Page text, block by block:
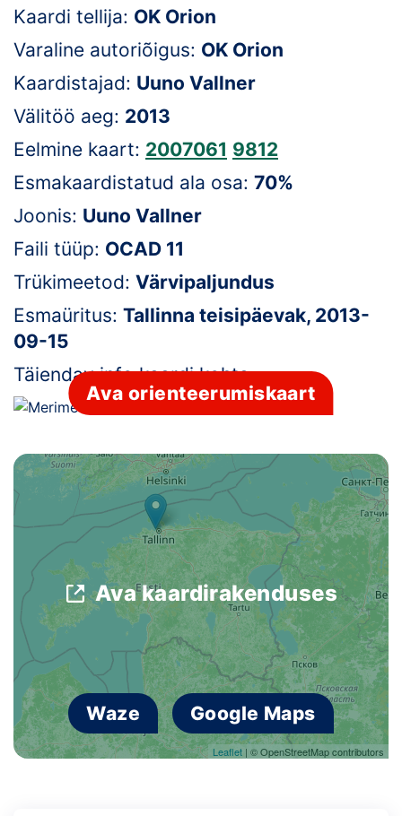
Kalender
Koondised
Tule klubisse!
Tulemused
Dokumendid
Klubid
Suletud maastikud
Püsirajad
Ajalugu
Koolitused
OTSI
Kaardi tellija: OK Orion
Varaline autoriõigus: OK Orion
Kaardistajad: Uuno Vallner
Välitöö aeg: 2013
Eelmine kaart: 2007061 9812
Esmakaardistatud ala osa: 70%
Joonis: Uuno Vallner
Faili tüüp: OCAD 11
Trükimeetod: Värvipaljundus
Esmaüritus: Tallinna teisipäevak, 2013-
09-15
Täiendav info kaardi kohta:-
Ava orienteerumiskaart
Leaflet | © OpenStreetMap contributors
Ava kaardirakenduses
Waze Google Maps